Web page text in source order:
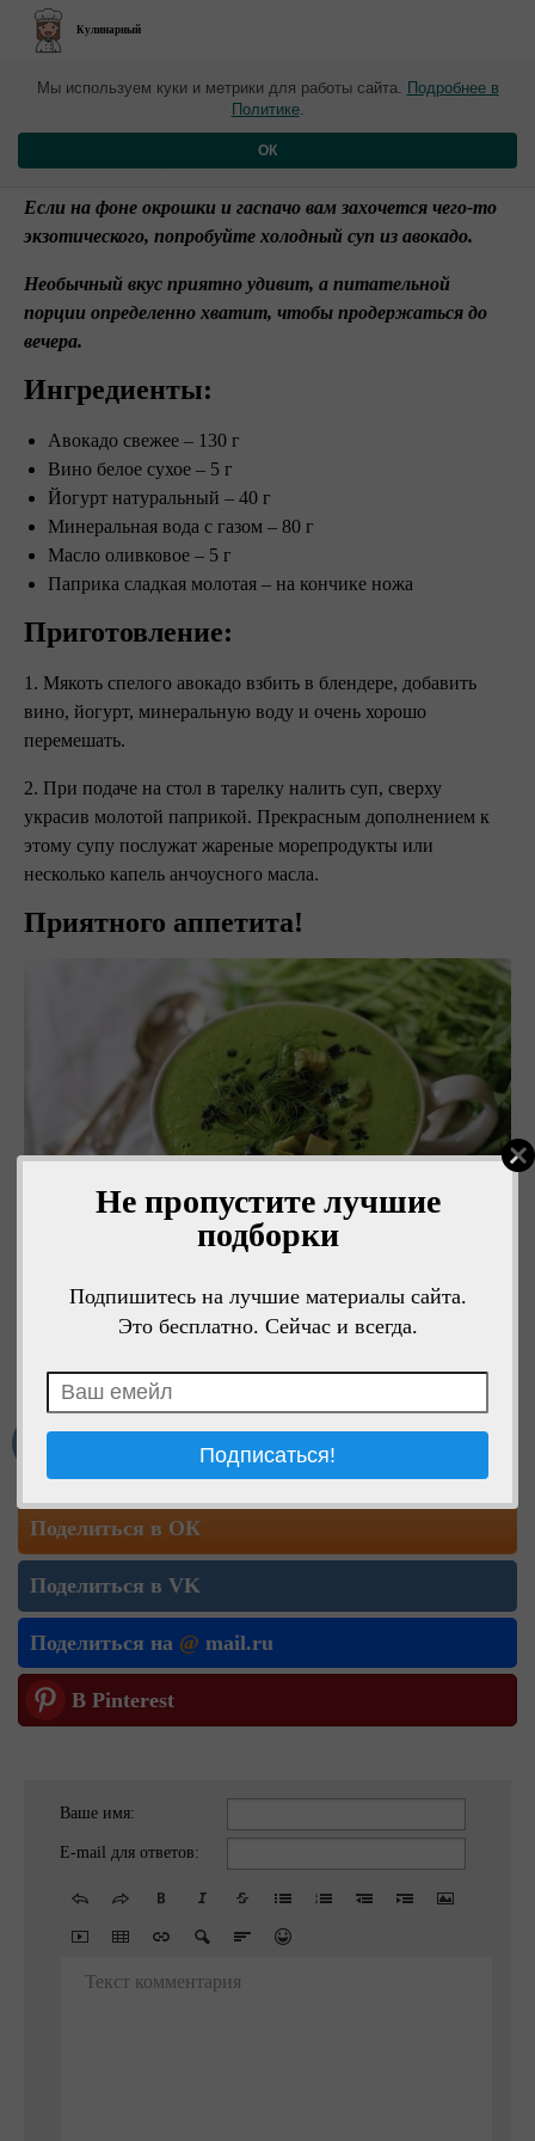
Не пропустите лучшие
подборки
Подпишитесь на лучшие материалы сайта.
Это бесплатно. Сейчас и всегда.
Кулинарный
​Холодный крем-суп из
авокадо
Если на фоне окрошки и гаспачо вам захочется чего-то
экзотического, попробуйте холодный суп из авокадо.
Необычный вкус приятно удивит, а питательной
порции определенно хватит, чтобы продержаться до
вечера.
Ингредиенты:
Авокадо свежее – 130 г
Вино белое сухое – 5 г
Йогурт натуральный – 40 г
Минеральная вода с газом – 80 г
Масло оливковое – 5 г
Паприка сладкая молотая – на кончике ножа
Приготовление:
1. Мякоть спелого авокадо взбить в блендере, добавить
вино, йогурт, минеральную воду и очень хорошо
перемешать.
2. При подаче на стол в тарелку налить суп, сверху
украсив молотой паприкой. Прекрасным дополнением к
этому супу послужат жареные морепродукты или
несколько капель анчоусного масла.
Приятного аппетита!
Поделиться в ОК
Поделиться в VK
Поделиться на @ mail.ru
В Pinterest
Ваше имя:
E-mail для ответов:
Текст комментария
Мы используем куки и метрики для работы сайта. Подробнее в
Политике.
ОК